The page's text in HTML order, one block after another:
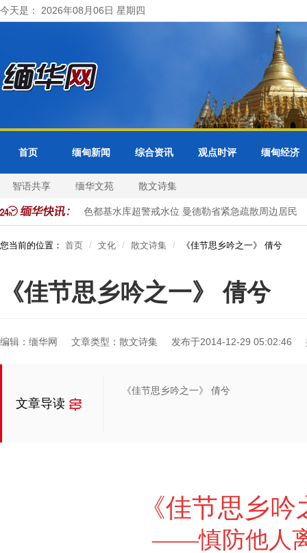
今天是： 2026年08月06日 星期四
首页 缅甸新闻 综合资讯 观点时评 缅甸经济
智语共享 缅华文苑 散文诗集
正式访问 色都基水库超警戒水位 曼德勒省紧急疏散周边居民
您当前的位置： 首页 文化 散文诗集 《佳节思乡吟之一》 倩兮
《佳节思乡吟之一》 倩兮
编辑：缅华网 文章类型：散文诗集 发布于2014-12-29 05:02:46
文章导读
《佳节思乡吟之一》 倩兮
《佳节思乡
——慎防他人